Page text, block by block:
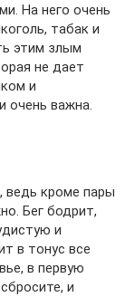
На него очень
табак и
этим злым
не дает
и
очень важна.
ведь кроме пары
Бег бодрит,
и
в тонус все
в первую
и